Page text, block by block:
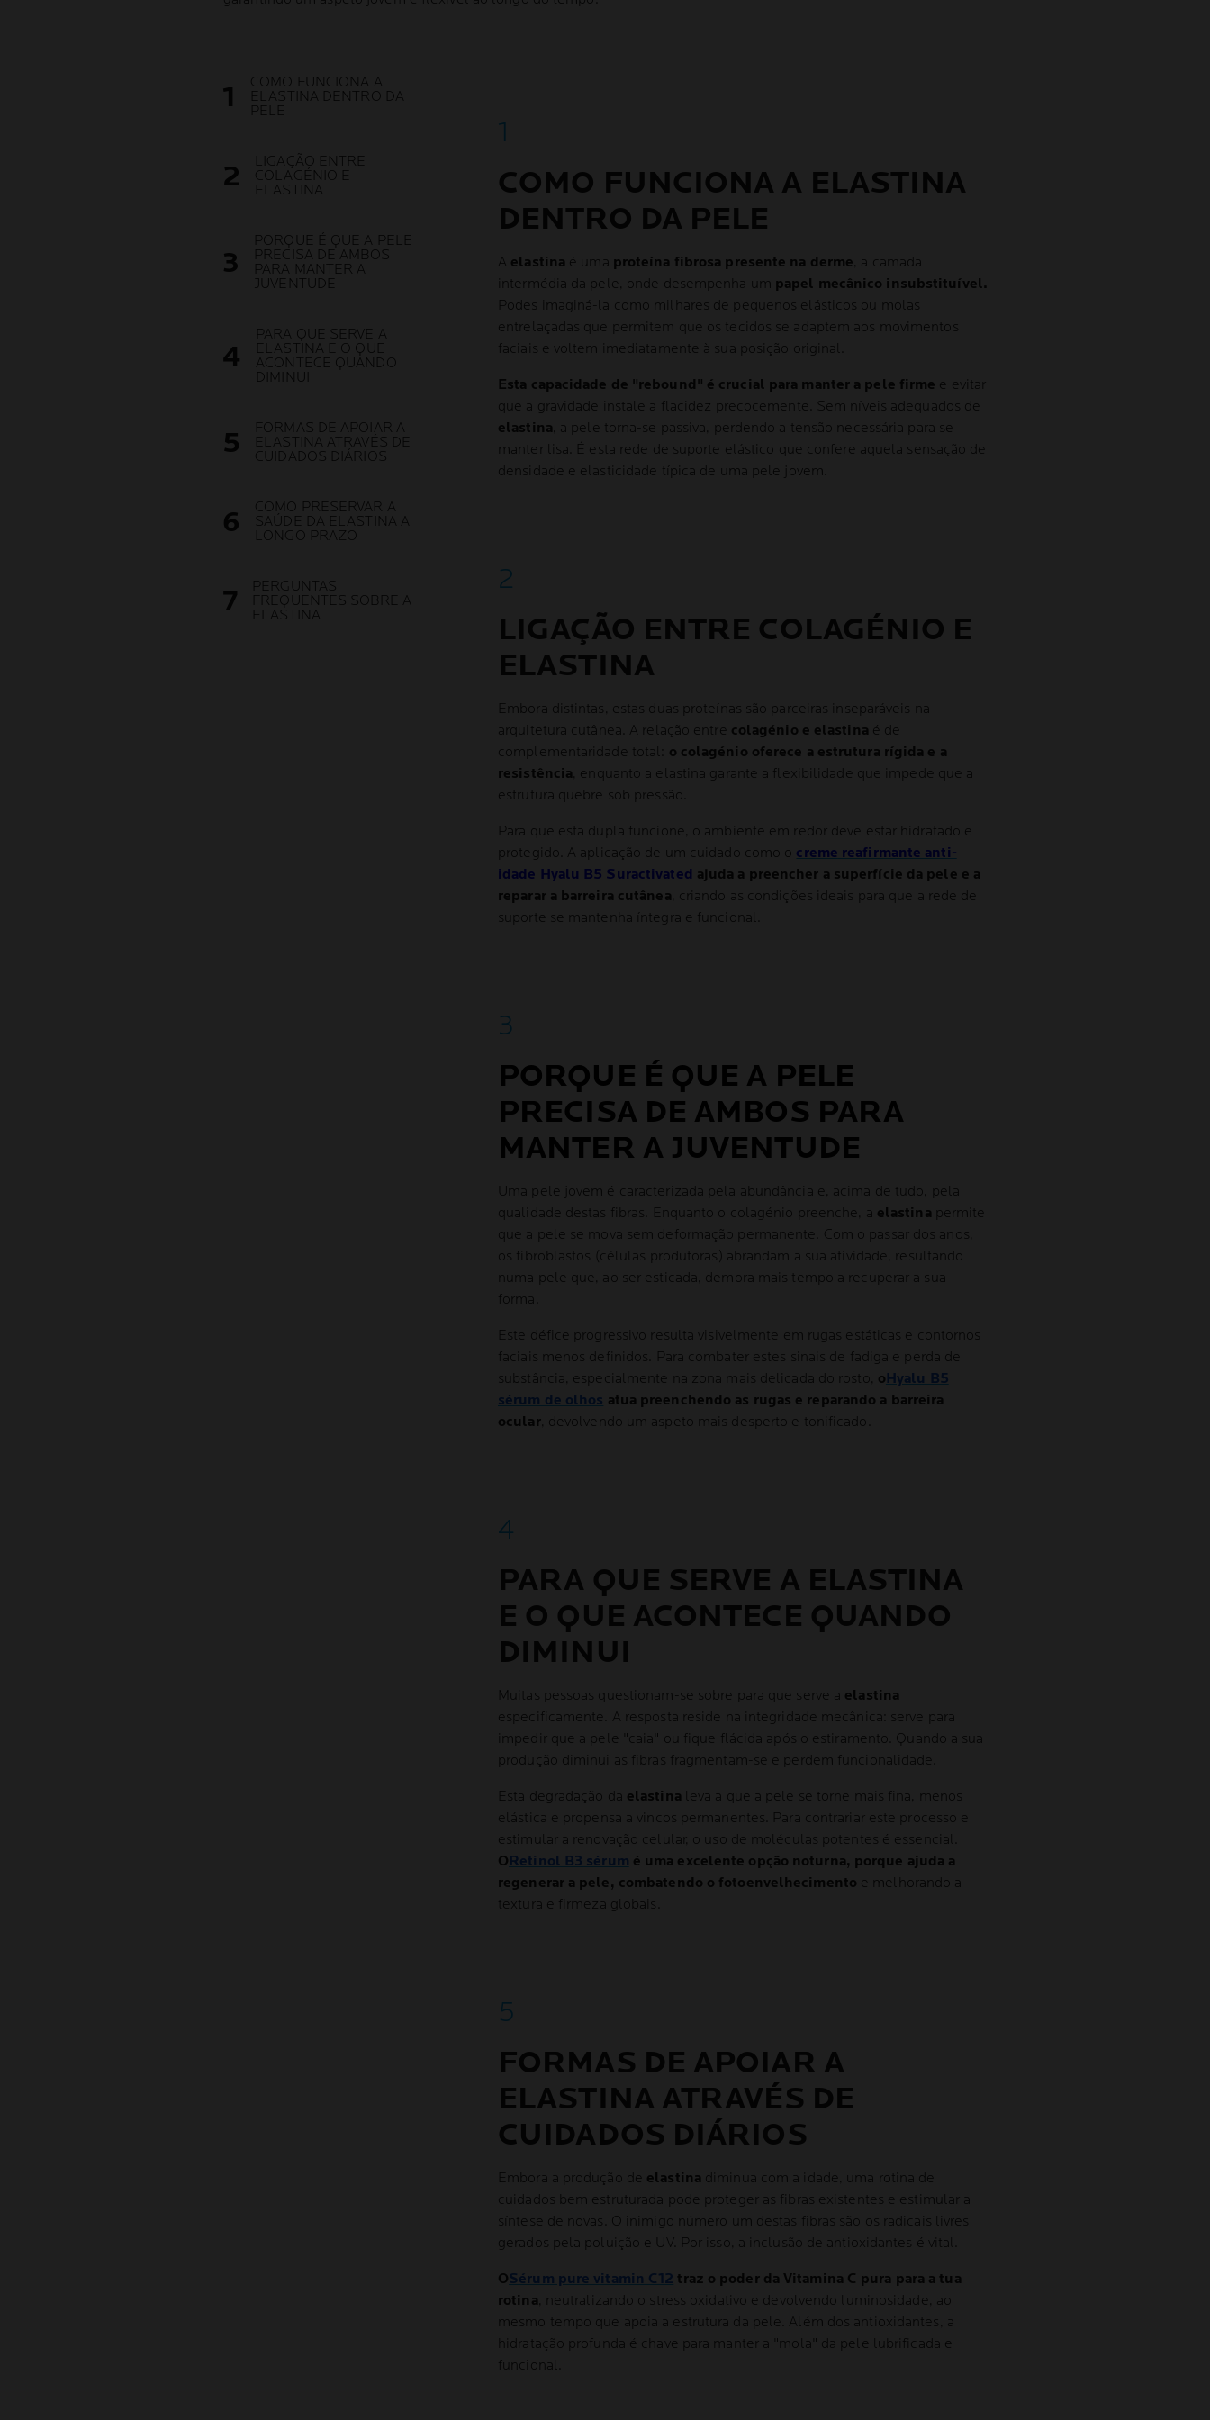
COMO FUNCIONA A
ELASTINA DENTRO DA
PELE
LIGAÇÃO ENTRE
COLAGÉNIO E
ELASTINA
PORQUE É QUE A PELE
PRECISA DE AMBOS
PARA MANTER A
JUVENTUDE
PARA QUE SERVE A
ELASTINA E O QUE
ACONTECE QUANDO
DIMINUI
FORMAS DE APOIAR A
ELASTINA ATRAVÉS DE
CUIDADOS DIÁRIOS
COMO PRESERVAR A
SAÚDE DA ELASTINA A
LONGO PRAZO
PERGUNTAS
FREQUENTES SOBRE A
ELASTINA
COMO FUNCIONA A ELASTINA
DENTRO DA PELE
A elastina é uma proteína fibrosa presente na derme , a camada
intermédia da pele, onde desempenha um papel mecânico insubstituível.
Podes imaginá-la como milhares de pequenos elásticos ou molas
entrelaçadas que permitem que os tecidos se adaptem aos movimentos
faciais e voltem imediatamente à sua posição original.
Esta capacidade de "rebound" é crucial para manter a pele firme e evitar
que a gravidade instale a flacidez precocemente. Sem níveis adequados de
elastina , a pele torna-se passiva, perdendo a tensão necessária para se
manter lisa. É esta rede de suporte elástico que confere aquela sensação de
densidade e elasticidade típica de uma pele jovem.
LIGAÇÃO ENTRE COLAGÉNIO E
ELASTINA
Embora distintas, estas duas proteínas são parceiras inseparáveis na
arquitetura cutânea. A relação entre colagénio e elastina é de
complementaridade total: o colagénio oferece a estrutura rígida e a
resistência , enquanto a elastina garante a flexibilidade que impede que a
estrutura quebre sob pressão.
Para que esta dupla funcione, o ambiente em redor deve estar hidratado e
protegido. A aplicação de um cuidado como o creme reafirmante anti-
idade Hyalu B5 Suractivated ajuda a preencher a superfície da pele e a
reparar a barreira cutânea , criando as condições ideais para que a rede de
suporte se mantenha íntegra e funcional.
PORQUE É QUE A PELE
PRECISA DE AMBOS PARA
MANTER A JUVENTUDE
Uma pele jovem é caracterizada pela abundância e, acima de tudo, pela
qualidade destas fibras. Enquanto o colagénio preenche, a elastina permite
que a pele se mova sem deformação permanente. Com o passar dos anos,
os fibroblastos (células produtoras) abrandam a sua atividade, resultando
numa pele que, ao ser esticada, demora mais tempo a recuperar a sua
forma.
Este défice progressivo resulta visivelmente em rugas estáticas e contornos
faciais menos definidos. Para combater estes sinais de fadiga e perda de
substância, especialmente na zona mais delicada do rosto, oHyalu B5
sérum de olhos atua preenchendo as rugas e reparando a barreira
ocular, devolvendo um aspeto mais desperto e tonificado.
PARA QUE SERVE A ELASTINA
E O QUE ACONTECE QUANDO
DIMINUI
Muitas pessoas questionam-se sobre para que serve a elastina
especificamente. A resposta reside na integridade mecânica: serve para
impedir que a pele "caia" ou fique flácida após o estiramento. Quando a sua
produção diminui as fibras fragmentam-se e perdem funcionalidade.
Esta degradação da elastina leva a que a pele se torne mais fina, menos
elástica e propensa a vincos permanentes. Para contrariar este processo e
estimular a renovação celular, o uso de moléculas potentes é essencial.
ORetinol B3 sérum é uma excelente opção noturna, porque ajuda a
regenerar a pele, combatendo o fotoenvelhecimento e melhorando a
textura e firmeza globais.
FORMAS DE APOIAR A
ELASTINA ATRAVÉS DE
CUIDADOS DIÁRIOS
Embora a produção de elastina diminua com a idade, uma rotina de
cuidados bem estruturada pode proteger as fibras existentes e estimular a
síntese de novas. O inimigo número um destas fibras são os radicais livres
gerados pela poluição e UV. Por isso, a inclusão de antioxidantes é vital.
OSérum pure vitamin C12 traz o poder da Vitamina C pura para a tua
rotina , neutralizando o stress oxidativo e devolvendo luminosidade, ao
mesmo tempo que apoia a estrutura da pele. Além dos antioxidantes, a
hidratação profunda é chave para manter a "mola" da pele lubrificada e
funcional.